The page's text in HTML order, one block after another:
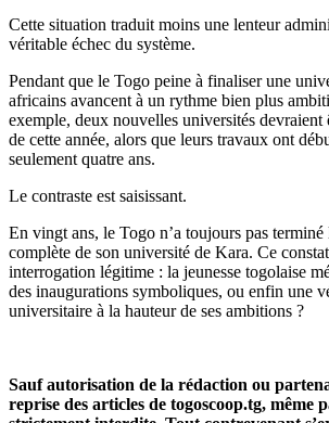
Cette situation traduit moins une lenteur
véritable échec du système.
Pendant que le Togo peine à finaliser une
africains avancent à un rythme bien plus
exemple, deux nouvelles universités devraient
de cette année, alors que leurs travaux ont
seulement quatre ans.
Le contraste est saisissant.
En vingt ans, le Togo n’a toujours pas
complète de son université de Kara. Ce
interrogation légitime : la jeunesse togolaise
des inaugurations symboliques, ou enfin une
universitaire à la hauteur de ses ambitions ?
Sauf autorisation de la rédaction ou
reprise des articles de togoscoop.tg, même